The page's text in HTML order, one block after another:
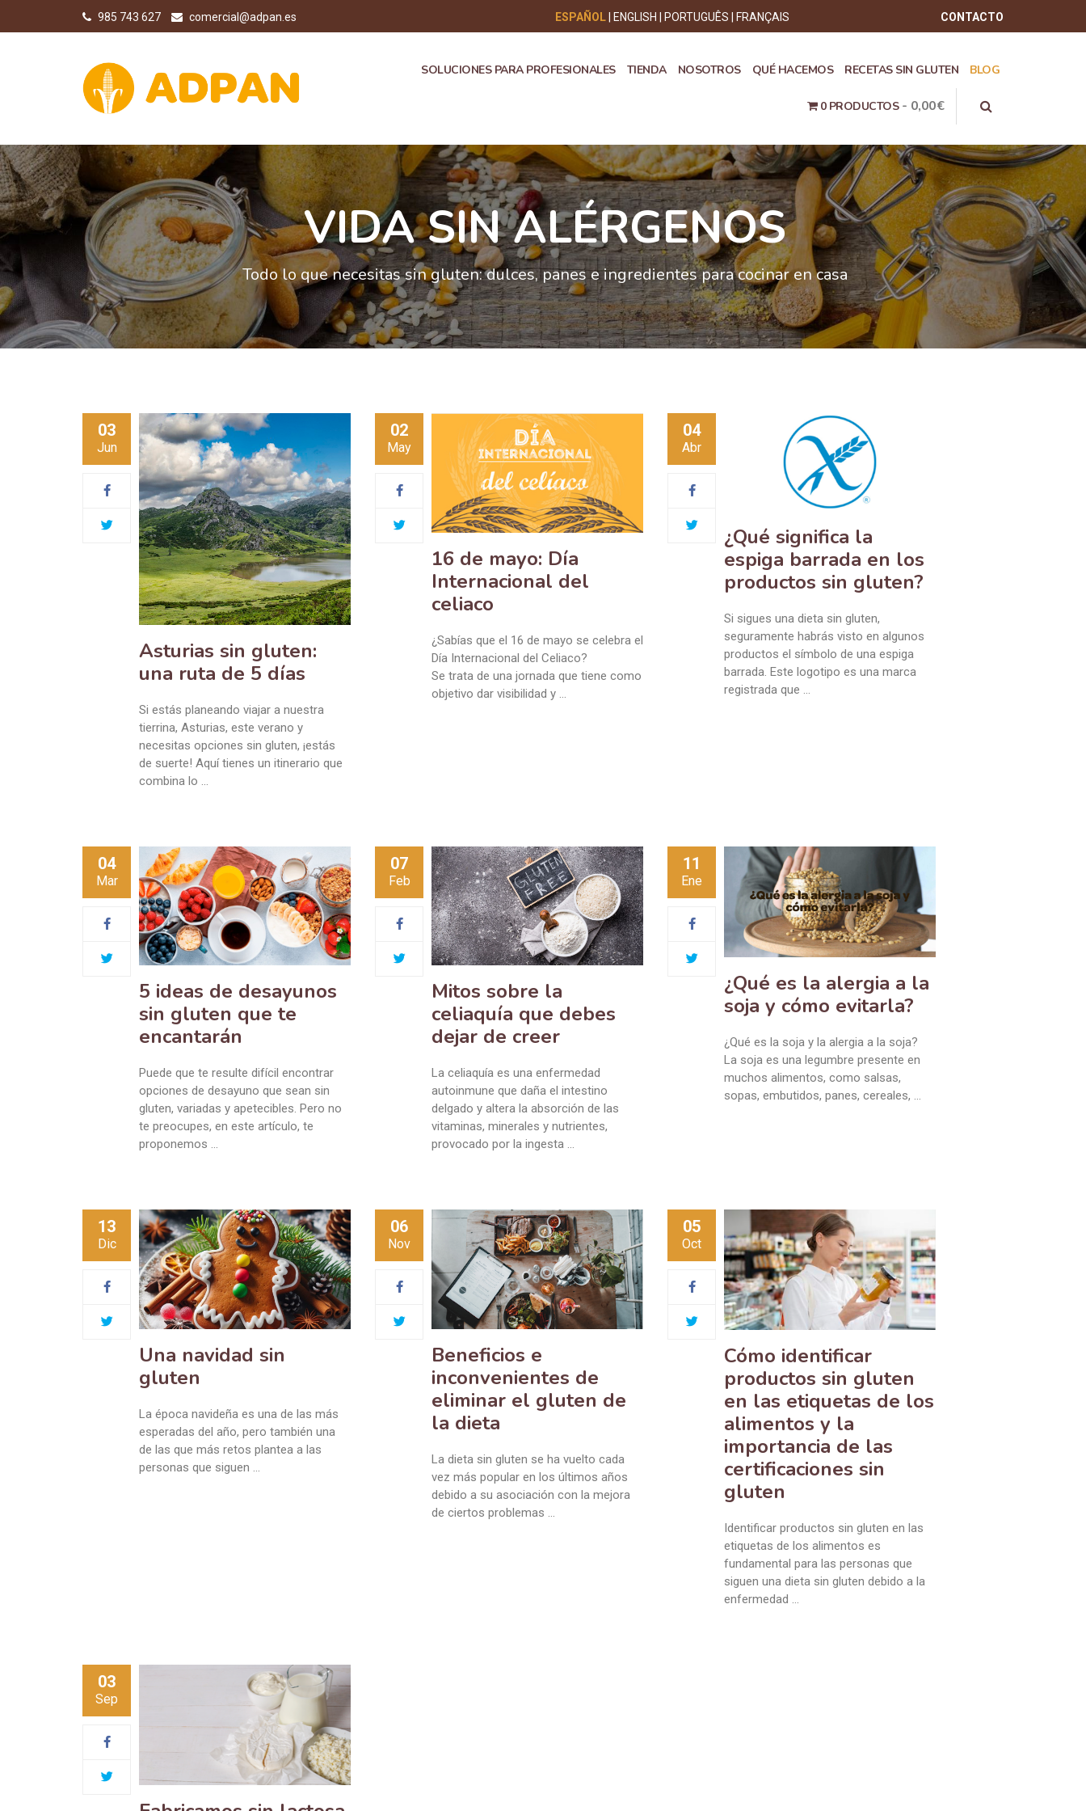
985 743 627 comercial@adpan.es CONTACTO
ESPAÑOL ENGLISH PORTUGUÊS FRANÇAIS
SOLUCIONES PARA PROFESIONALES TIENDA NOSOTROS QUÉ HACEMOS RECETAS SIN GLUTEN BLOG
0 PRODUCTOS 0,00€
VIDA SIN ALÉRGENOS
03
Jun
Asturias sin gluten:
una ruta de 5 días
Si estás planeando viajar a nuestra
tierrina, Asturias, este verano y
necesitas opciones sin gluten, ¡estás
de suerte! Aquí tienes un itinerario que
combina lo …
02
May
16 de mayo: Día
Internacional del
celiaco
¿Sabías que el 16 de mayo se celebra el
Día Internacional del Celiaco?
Se trata de una jornada que tiene como
objetivo dar visibilidad y …
04
Abr
¿Qué significa la
espiga barrada en los
productos sin gluten?
Si sigues una dieta sin gluten,
seguramente habrás visto en algunos
productos el símbolo de una espiga
barrada. Este logotipo es una marca
registrada que …
04
Mar
5 ideas de desayunos
sin gluten que te
encantarán
Puede que te resulte difícil encontrar
opciones de desayuno que sean sin
gluten, variadas y apetecibles. Pero no
te preocupes, en este artículo, te
proponemos …
07
Feb
Mitos sobre la
celiaquía que debes
dejar de creer
La celiaquía es una enfermedad
autoinmune que daña el intestino
delgado y altera la absorción de las
vitaminas, minerales y nutrientes,
provocado por la ingesta …
11
Ene
¿Qué es la alergia a la
soja y cómo evitarla?
¿Qué es la soja y la alergia a la soja?
La soja es una legumbre presente en
muchos alimentos, como salsas,
sopas, embutidos, panes, cereales, …
13
Dic
Una navidad sin
gluten
La época navideña es una de las más
esperadas del año, pero también una
de las que más retos plantea a las
personas que siguen …
06
Nov
Beneficios e
inconvenientes de
eliminar el gluten de
la dieta
La dieta sin gluten se ha vuelto cada
vez más popular en los últimos años
debido a su asociación con la mejora
de ciertos problemas …
05
Oct
Cómo identificar
productos sin gluten
en las etiquetas de los
alimentos y la
importancia de las
certificaciones sin
gluten
Identificar productos sin gluten en las
etiquetas de los alimentos es
fundamental para las personas que
siguen una dieta sin gluten debido a la
enfermedad …
03
Sep